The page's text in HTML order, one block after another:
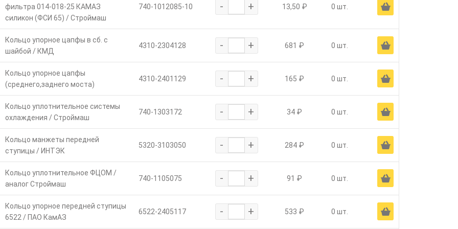
фильтра 014-018-25 КАМАЗ
силикон (ФСИ 65) / Строймаш
740-1012085-10 - + 13,50 ₽ 0 шт. Ä
Кольцо упорное цапфы в сб. с
шайбой / КМД
4310-2304128 - + 681 ₽ 0 шт. Ä
Кольцо упорное цапфы
(среднего,заднего моста)
4310-2401129 - + 165 ₽ 0 шт. Ä
Кольцо уплотнительное системы
охлаждения / Строймаш
740-1303172 - + 34 ₽ 0 шт. Ä
Кольцо манжеты передней
ступицы / ИНТЭК
5320-3103050 - + 284 ₽ 0 шт. Ä
Кольцо уплотнительное ФЦОМ /
аналог Строймаш
740-1105075 - + 91 ₽ 0 шт. Ä
Кольцо упорное передней ступицы
6522 / ПАО КамАЗ
6522-2405117 - + 533 ₽ 0 шт. Ä